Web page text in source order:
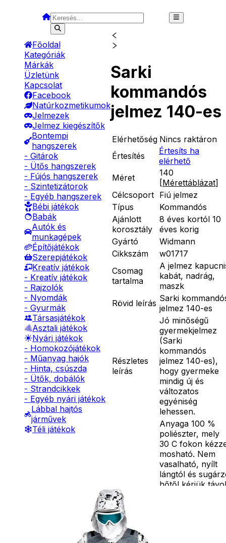
Főoldal
Kategóriák
Márkák
Üzletünk
Kapcsolat
Facebook
Natúrkozmetikumok
Jelmezek
Jelmez kiegészítők
Bontempi
hangszerek
- Gitárok
- Ütős hangszerek
- Fújós hangszerek
- Szintetizátorok
- Egyéb hangszerek
Bébi játékok
Babák
Autók és
munkagépek
Építőjátékok
Szerepjátékok
Kreatív játékok
- Kreatív játékok
- Rajzolók
- Nyomdák
- Gyurmák
Társasjátékok
Asztali játékok
Nyári játékok
- Homokozójátékok
- Műanyag hajók
- Hinta, csúszda
- Ütők, dobálók
- Strandcikkek
- Egyéb nyári játékok
Lábbal hajtós
járművek
Téli játékok
Sarki
kommandós
jelmez 140-es
Elérhetőség Nincs raktáron
Értesítés
Értesíts ha
elérhető
Méret
140
[Mérettáblázat]
Célcsoport Fiú jelmez
Típus
Kommandós
Ajánlott
korosztály
8 éves kortól 10
éves korig
Gyártó
Widmann
Cikkszám
w01717
Csomag
tartalma
A jelmez
kabát, nadrág,
maszk
Rövid leírás Sarki
jelmez 140-es
Részletes
leírás
Jó minőségű
gyermekjelmez
(Sarki
kommandós
jelmez 140-es),
hogy gyermeke
mindig új és
változatos
egyéniség
lehessen.
Anyaga 100 %
poliészter, mely
30 C fokon
mosható. Nem
vasalható, nyílt
lángtól és
hőtől kérjük távol